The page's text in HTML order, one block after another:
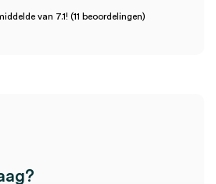
beoordelenvan 7.1! (11 beoordelingen)